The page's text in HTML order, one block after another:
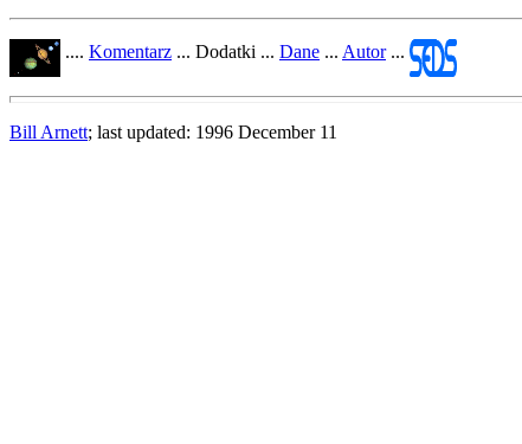
.... Komentarz ... Dodatki ... Dane ... Autor...
Bill Arnett; last updated: 1996 December 11